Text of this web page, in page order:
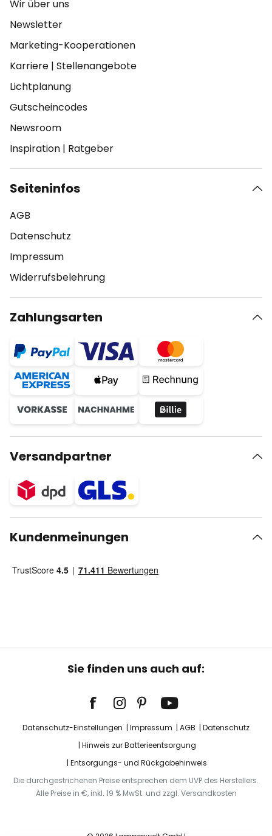
Wir über uns
Newsletter
Marketing-Kooperationen
Karriere | Stellenangebote
Lichtplanung
Gutscheincodes
Newsroom
Inspiration | Ratgeber
Seiteninfos
AGB
Datenschutz
Impressum
Widerrufsbelehrung
Zahlungsarten
Versandpartner
Kundenmeinungen
Sie finden uns auch auf:
Datenschutz-Einstellungen Impressum AGB
Datenschutz
Hinweis zur Batterieentsorgung
Entsorgungs- und Rückgabehinweis
Die durchgestrichenen Preise entsprechen dem UVP des Herstellers.
Alle Preise in €, inkl. 19 % MwSt. und zzgl. Versandkosten